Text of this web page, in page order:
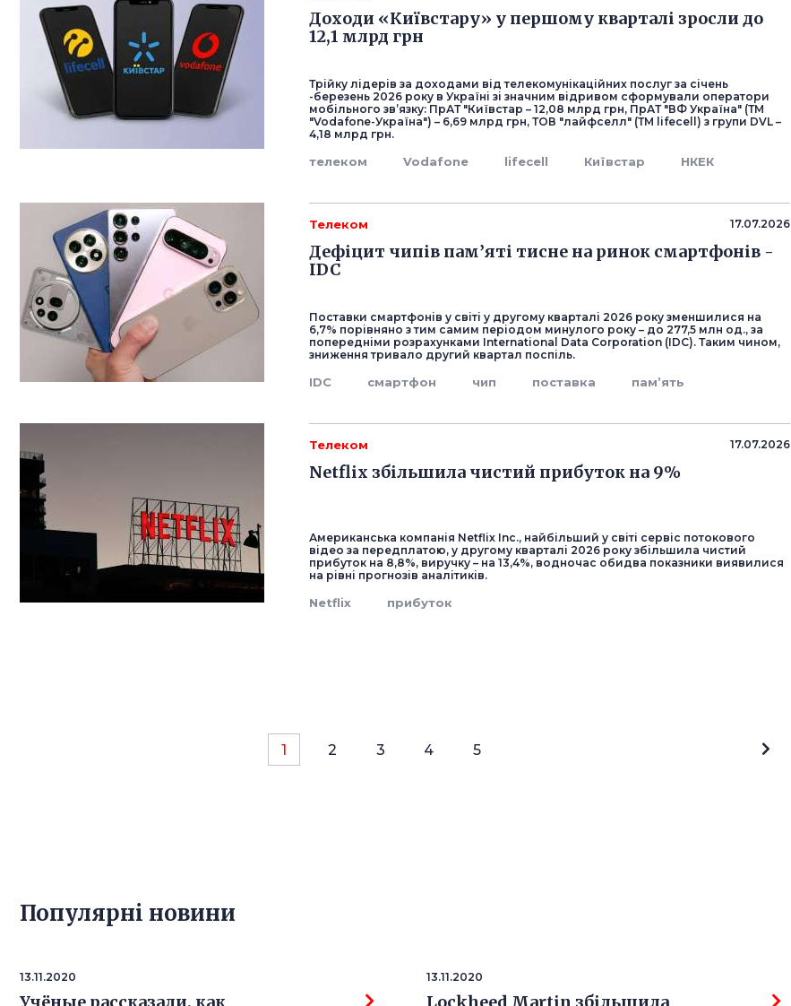
Доходи «Київстару» у першому кварталі зросли до
12,1 млрд грн
Трійку лідерів за доходами від телекомунікаційних послуг за січень
-березень 2026 року в Україні зі значним відривом сформували оператори
мобільного зв’язку: ПрАТ "Київстар – 12,08 млрд грн, ПрАТ "ВФ Україна" (ТМ
"Vodafone-Україна") – 6,69 млрд грн, ТОВ "лайфселл" (ТМ lifecell) з групи DVL –
4,18 млрд грн.
телеком Vodafone lifecell Київстар НКЕК
Телеком 17.07.2026
Дефіцит чипів пам’яті тисне на ринок смартфонів -
IDC
Поставки смартфонів у світі у другому кварталі 2026 року зменшилися на
6,7% порівняно з тим самим періодом минулого року – до 277,5 млн од., за
попередніми розрахунками International Data Corporation (IDC). Таким чином,
зниження тривало другий квартал поспіль.
IDC смартфон чип поставка пам’ять
Телеком 17.07.2026
Netflix збільшила чистий прибуток на 9%
Американська компанія Netflix Inc., найбільший у світі сервіс потокового
відео за передплатою, у другому кварталі 2026 року збільшила чистий
прибуток на 8,8%, виручку – на 13,4%, водночас обидва показники виявилися
на рівні прогнозів аналітиків.
Netflix прибуток
1 2 3 4 5
Популярнi новини
13.11.2020 13.11.2020